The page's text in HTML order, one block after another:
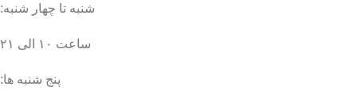
شنبه تا چهار شنبه:
ساعت ۱۰ الی ۲۱
پنج شنبه ها: